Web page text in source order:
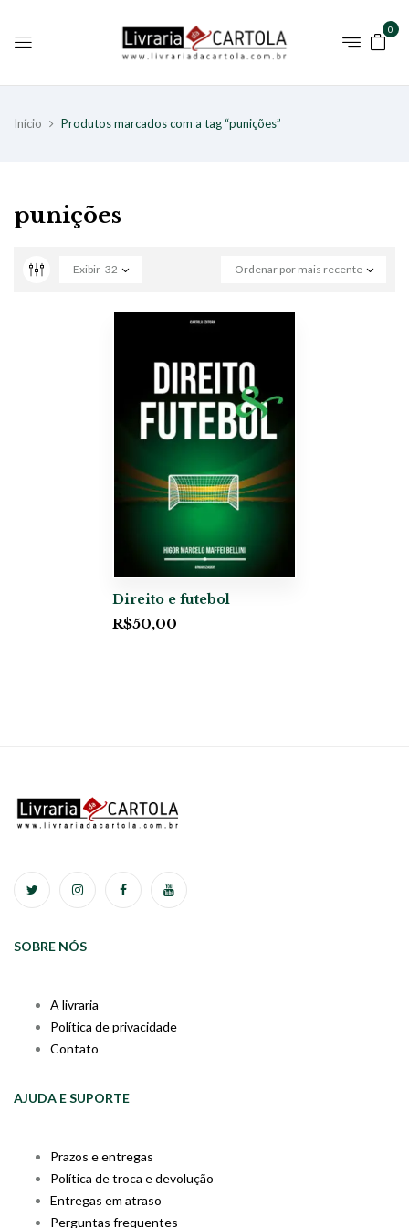
0
Início Produtos marcados com a tag “punições”
punições
Ordenar por mais recente
Exibir 32
Direito e futebol
R$50,00
SOBRE NÓS
A livraria
Política de privacidade
Contato
AJUDA E SUPORTE
Prazos e entregas
Política de troca e devolução
Entregas em atraso
Perguntas frequentes